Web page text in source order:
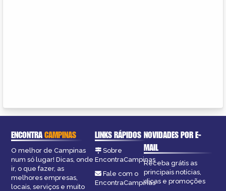
ENCONTRACAMPINAS
O melhor de Campinas
num só lugar! Dicas, onde
ir, o que fazer, as
melhores empresas,
locais, serviços e muito
LINKS RÁPIDOS
Sobre
EncontraCampinas
Fale com o
EncontraCampinas
NOVIDADES POR E-
MAIL
Receba grátis as
principais notícias,
dicas e promoções